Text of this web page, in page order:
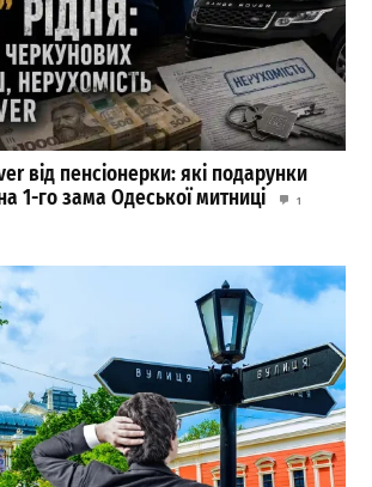
від пенсіонерки: які подарунки
1-го зама Одеської митниці
1